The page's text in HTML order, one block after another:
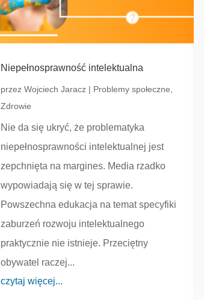
Niepełnosprawność intelektualna
przezWojciech Jaracz | Problemy społeczne
Zdrowie
Nie da się ukryć, że problematyka
niepełnosprawności intelektualnej jest
zepchnięta na margines. Media rzadko
wypowiadają się w tej sprawie.
Powszechna edukacja na temat specyfiki
zaburzeń rozwoju intelektualnego
praktycznie nie istnieje. Przeciętny
obywatel raczej...
czytaj więcej...